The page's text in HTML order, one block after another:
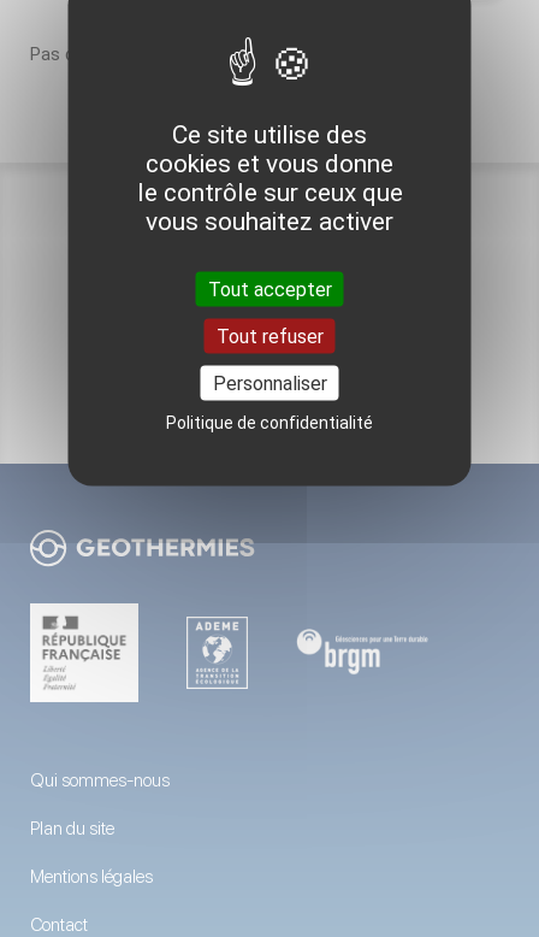
Pas d’opération spécifique dans votre région.
Pour aller plus loin
VOIR TOUTES LES OPÉRATIONS
Qui sommes-nous
Plan du site
Mentions légales
Contact
Ce site utilise des
cookies et vous donne
le contrôle sur ceux que
vous souhaitez activer
Tout accepter
Tout refuser
Personnaliser
Politique de confidentialité